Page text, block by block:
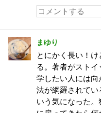
まゆり
とにかく長い！
る。著者がスト
学したい人には
法が網羅されてい
いう気になった